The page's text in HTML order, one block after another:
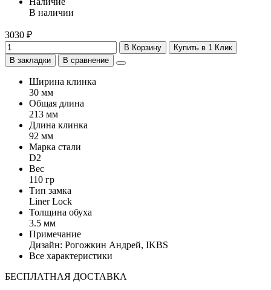
В наличии
3030 ₽
В Корзину
Купить в 1 Клик
В закладки
В сравнение
Ширина клинка
30 мм
Общая длина
213 мм
Длина клинка
92 мм
Марка стали
D2
Вес
110 гр
Тип замка
Liner Lock
Толщина обуха
3.5 мм
Примечание
Дизайн: Рогожкин Андрей, IKBS
Все характеристики
БЕСПЛАТНАЯ ДОСТАВКА